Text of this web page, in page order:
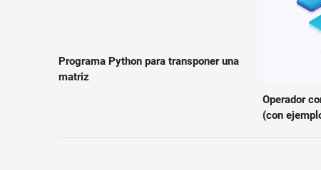
Programa Python para transponer una
matriz
Operador
(con